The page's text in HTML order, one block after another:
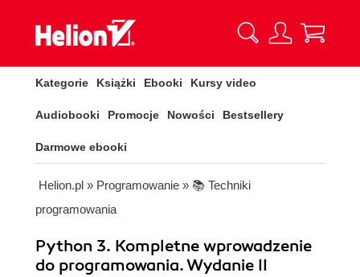
Kategorie Książki Ebooki Kursy video
Audiobooki Promocje Nowości Bestsellery
Darmowe ebooki
Helion.pl » Programowanie » 📚 Techniki
programowania
Python 3. Kompletne wprowadzenie
do programowania. Wydanie II